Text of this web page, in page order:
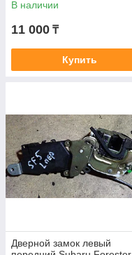
В наличии
11 000 ₸
Купить
Дверной замок левый